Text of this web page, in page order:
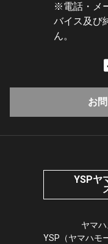
※電話・メ
バイス及び
ん。
お
YSPヤ
ヤマ
YSP（ヤマハモ